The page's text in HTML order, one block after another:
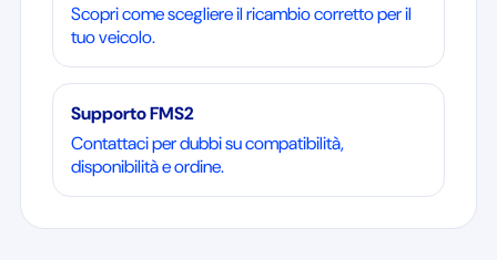
Scopri come scegliere il ricambio corretto per il
tuo veicolo.
Supporto FMS2
Contattaci per dubbi su compatibilità,
disponibilità e ordine.